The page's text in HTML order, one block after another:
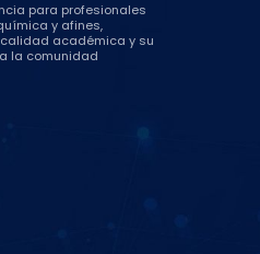
para profesionales
y afines,
académica y su
la comunidad